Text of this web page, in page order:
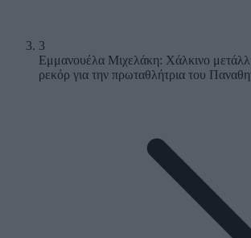
3
Εμμανουέλα Μιχελάκη: Χάλκινο
ρεκόρ για την πρωταθλήτρια του